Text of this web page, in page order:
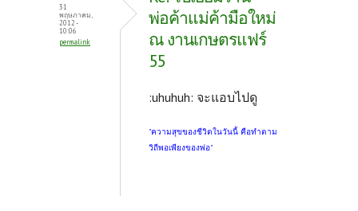
31
พฤษภาคม,
2012 -
10:06
permalink
พ่อค้าแม่ค้ามือใหม่
ณ งานเกษตรแฟร์
55
:uhuhuh: จะแอบไปดู
"ความสุขของชีวิตในวันนี้ คือทำตาม
วิถีพอเพียงของพ่อ"